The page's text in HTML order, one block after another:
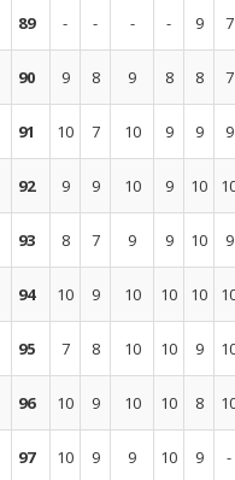
89 - - - - 9
7
90 9 8 9 8 8
7
91 10 7 10 9 9
9
92 9 9 10 9 10
93 8 7 9 9 10
9
94 10 9 10 10 10
95 7 8 10 10 9
96 10 9 10 10 8
97 10 9 9 10 9
-